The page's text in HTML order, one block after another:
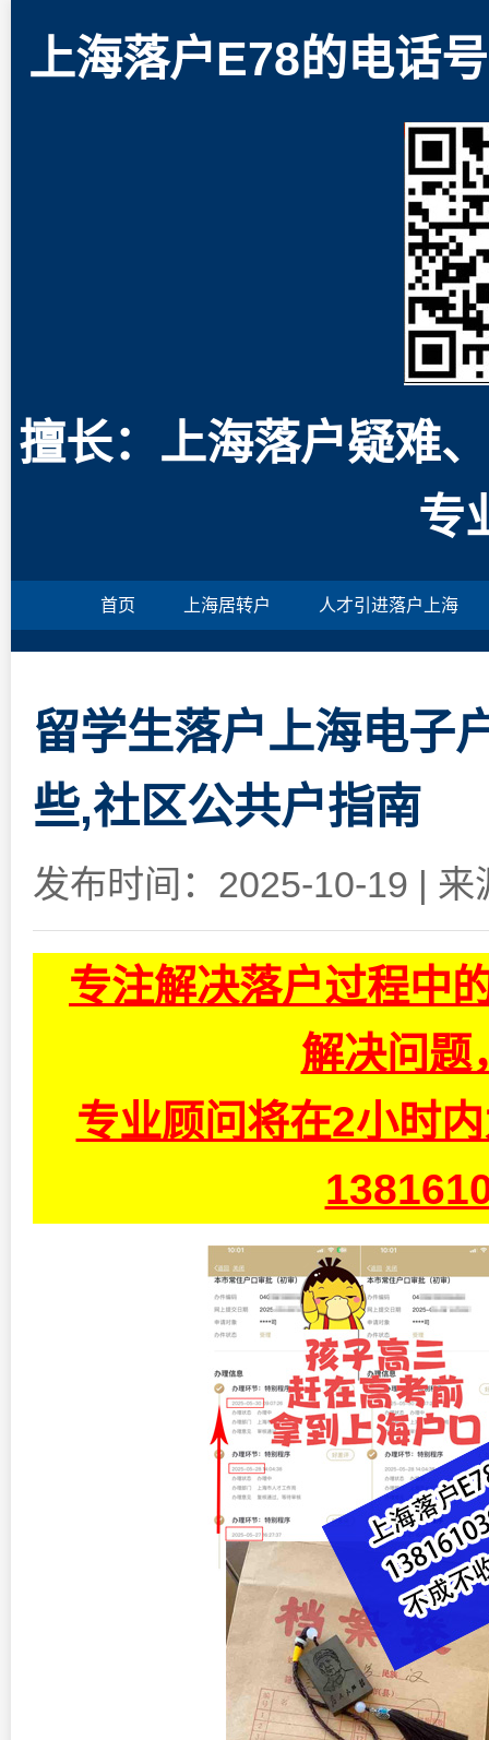
上海落户E78的电话
擅长：上海落户疑难
专
首页 上海居转户 人才引进落户上海
留学生落户上海电子
些,社区公共户指南
发布时间：2025-10-19 | 来
专注解决落户过程中
解决问题
专业顾问将在2小时